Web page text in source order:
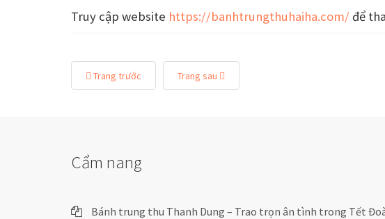
Truy cập website https://banhtrungthuhaiha.com/ để
Trang trước Trang sau
Cẩm nang
Bánh trung thu Thanh Dung – Trao trọn ân tình trong Tết